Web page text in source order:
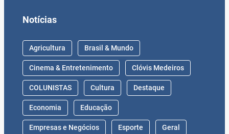
Notícias
Agricultura Brasil & Mundo
Cinema & Entretenimento Clóvis Medeiros
COLUNISTAS Cultura Destaque
Economia Educação
Empresas e Negócios Esporte Geral